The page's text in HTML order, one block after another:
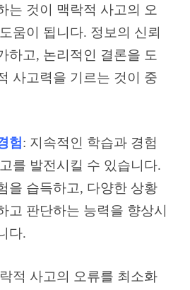
는 것이 맥락적 사고의 오
움이 됩니다. 정보의 신뢰
하고, 논리적인 결론을 도
사고력을 기르는 것이 중
험: 지속적인 학습과 경험
를 발전시킬 수 있습니다.
을 습득하고, 다양한 상황
고 판단하는 능력을 향상시
다.
적 사고의 오류를 최소화